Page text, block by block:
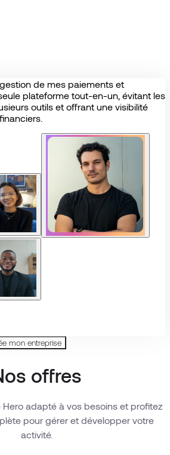
gestion de mes paiements et
plateforme tout-en-un, évitant les
outils et offrant une visibilité
financiers.
mon entreprise
offres
adapté à vos besoins et profitez
pour gérer et développer votre
activité.